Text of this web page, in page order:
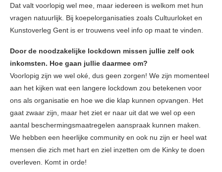
Dat valt voorlopig wel mee, maar iedereen is welkom met hun
vragen natuurlijk. Bij koepelorganisaties zoals Cultuurloket en
Kunstoverleg Gent is er trouwens veel info op maat te vinden.
Door de noodzakelijke lockdown missen jullie zelf ook
inkomsten. Hoe gaan jullie daarmee om?
Voorlopig zijn we wel oké, dus geen zorgen! We zijn momenteel
aan het kijken wat een langere lockdown zou betekenen voor
ons als organisatie en hoe we die klap kunnen opvangen. Het
gaat zwaar zijn, maar het ziet er naar uit dat we wel op een
aantal beschermingsmaatregelen aanspraak kunnen maken.
We hebben een heerlijke community en ook nu zijn er heel wat
mensen die zich met hart en ziel inzetten om de Kinky te doen
overleven. Komt in orde!